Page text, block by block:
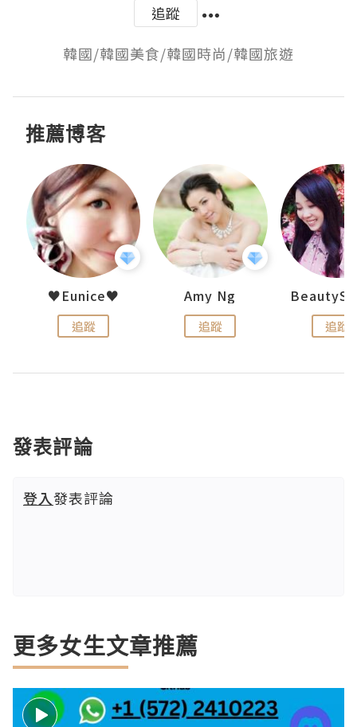
追蹤
韓國/韓國美食/韓國時尚/韓國旅遊
推薦博客
♥Eunice♥
追蹤
Amy Ng
追蹤 追蹤
發表評論
登入發表評論
更多女生文章推薦